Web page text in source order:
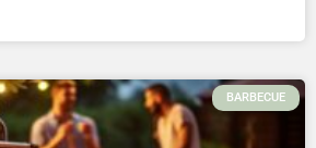
BARBECUE